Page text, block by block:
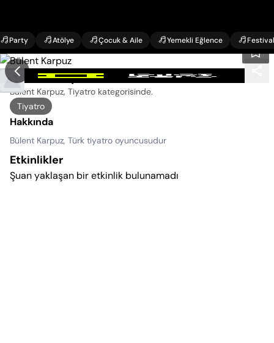
Party Atölye Çocuk & Aile Yemekli Eğlence Festival
Bülent Karpuz Etkinlikleri
Bülent Karpuz, Tiyatro kategorisinde.
Tiyatro
Hakkında
Bülent Karpuz, Türk tiyatro oyuncusudur
Etkinlikler
Şuan yaklaşan bir etkinlik bulunamadı